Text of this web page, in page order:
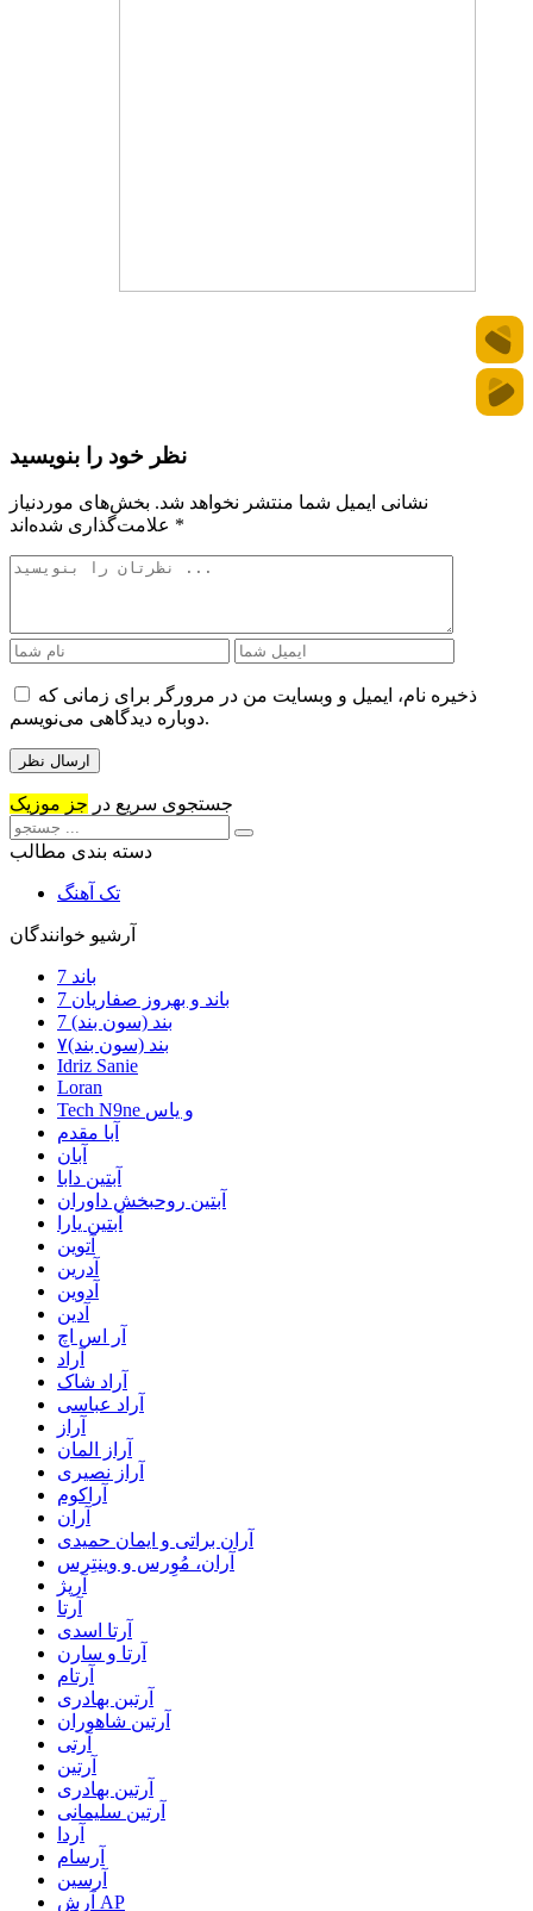
نظر خود را بنویسید
نشانی ایمیل شما منتشر نخواهد شد. بخش‌های موردنیاز
*
ذخیره نام، ایمیل و وبسایت من در مرورگر برای زمانی که
دوباره دیدگاهی می‌نویسم.
جستجوی سریع در جز موزیک
دسته بندی مطالب
تک آهنگ
آرشیو خوانندگان
7 باند
7 باند و بهروز صفاریان
7 بند (سون بند)
۷بند (سون بند)
Idriz Sanie
Loran
Tech N9ne و یاس
آبا مقدم
آبان
آبتین دابا
آبتین روحبخش داوران
آبتین یارا
آتوین
آدرین
آدوین
آدین
آر اس اچ
آراد
آراد شاک
آراد عباسی
آراز
آراز المان
آراز نصیری
آراکوم
آران
آران براتی و ایمان حمیدی
آران، مُوِرس و وینتِرس
آرپژ
آرتا
آرتا اسدی
آرتا و سارن
آرتام
آرتبن بهادری
آرتين شاهوران
آرتی
آرتین
آرتین بهادری
آرتین سلیمانی
آردا
آرسام
آرسین
آرش AP